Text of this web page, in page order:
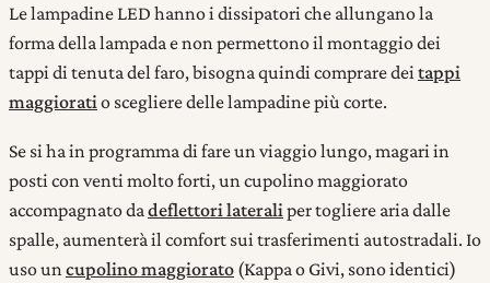
Le lampadine LED hanno i dissipatori che allungano la
forma della lampada e non permettono il montaggio dei
tappi di tenuta del faro, bisogna quindi comprare dei tappi
maggiorati o scegliere delle lampadine più corte.
Se si ha in programma di fare un viaggio lungo, magari in
posti con venti molto forti, un cupolino maggiorato
accompagnato da deflettori laterali per togliere aria dalle
spalle, aumenterà il comfort sui trasferimenti autostradali. Io
uso un cupolino maggiorato (Kappa o Givi, sono identici)